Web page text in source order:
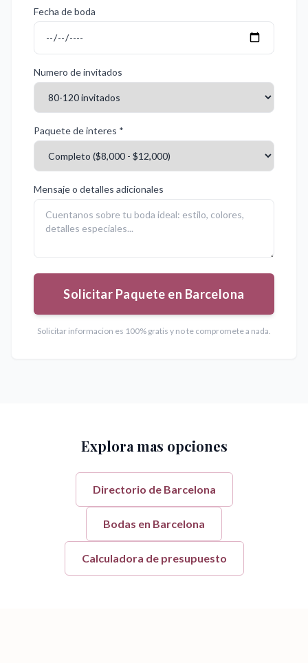
Fecha de boda
Numero de invitados
Paquete de interes *
Mensaje o detalles adicionales
Solicitar Paquete en Barcelona
Solicitar informacion es 100% gratis y no te compromete a nada.
Explora mas opciones
Directorio de Barcelona
Bodas en Barcelona
Calculadora de presupuesto